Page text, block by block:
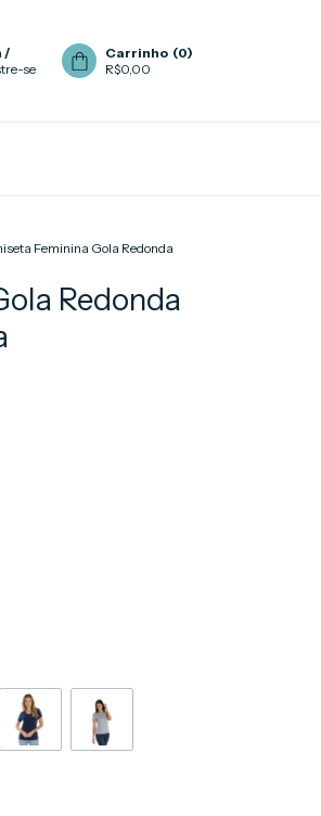
/
se
Carrinho (0)
R$0,00
Feminina Gola Redonda
Redonda